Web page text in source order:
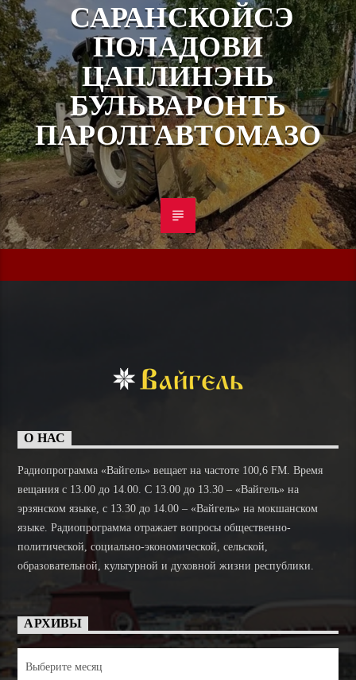
САРАНСКОЙСЭ
ПОЛАДОВИ
ЦАПЛИНЭНЬ
БУЛЬВАРОНТЬ
ПАРОЛГАВТОМАЗО
О НАС
Радиопрограмма «Вайгель» вещает на частоте 100,6 FM. Время
вещания с 13.00 до 14.00. C 13.00 до 13.30 – «Вайгель» на
эрзянском языке, с 13.30 до 14.00 – «Вайгель» на мокшанском
языке. Радиопрограмма отражает вопросы общественно-
политической, социально-экономической, сельской,
образовательной, культурной и духовной жизни республики.
АРХИВЫ